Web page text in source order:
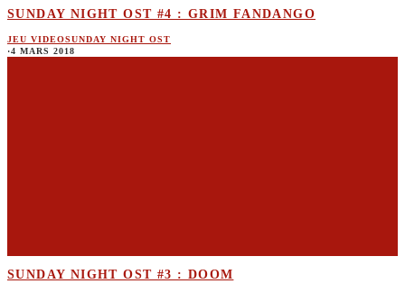
SUNDAY NIGHT OST #4 : GRIM FANDANGO
JEU VIDEOSUNDAY NIGHT OST
·4 MARS 2018
SUNDAY NIGHT OST #3 : DOOM